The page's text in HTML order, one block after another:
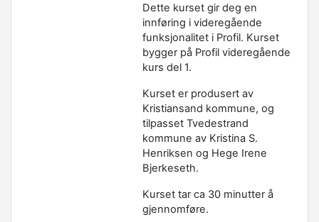
Dette kurset gir deg en
innføring i videregående
funksjonalitet i Profil. Kurset
bygger på Profil videregående
kurs del 1.
Kurset er produsert av
Kristiansand kommune, og
tilpasset Tvedestrand
kommune av Kristina S.
Henriksen og Hege Irene
Bjerkeseth.
Kurset tar ca 30 minutter å
gjennomføre.